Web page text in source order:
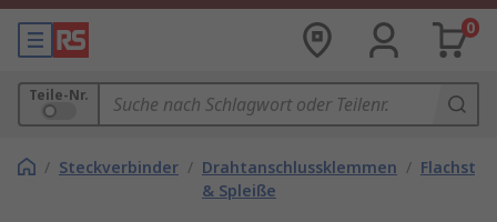
0
Teile-Nr.
/ Steckverbinder / Drahtanschlussklemmen
& Spleiße
/